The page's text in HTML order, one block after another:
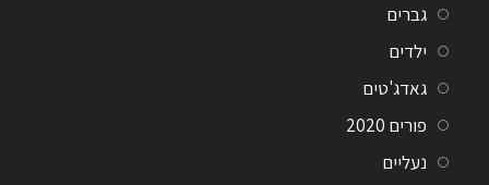
גברים
ילדים
גאדג'טים
פורים 2020
נעליים